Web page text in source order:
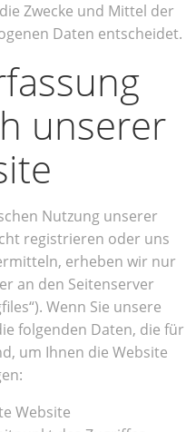
Zwecke und Mittel der
Daten entscheidet.
unserer
Nutzung unserer
registrieren oder uns
erheben wir nur
an den Seitenserver
Wenn Sie unsere
folgenden Daten, die für
um Ihnen die Website
Website